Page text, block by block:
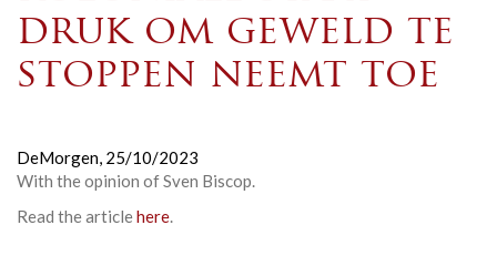
druk om geweld te
stoppen neemt toe
DeMorgen, 25/10/2023
With the opinion of Sven Biscop.
Read the articlehere.